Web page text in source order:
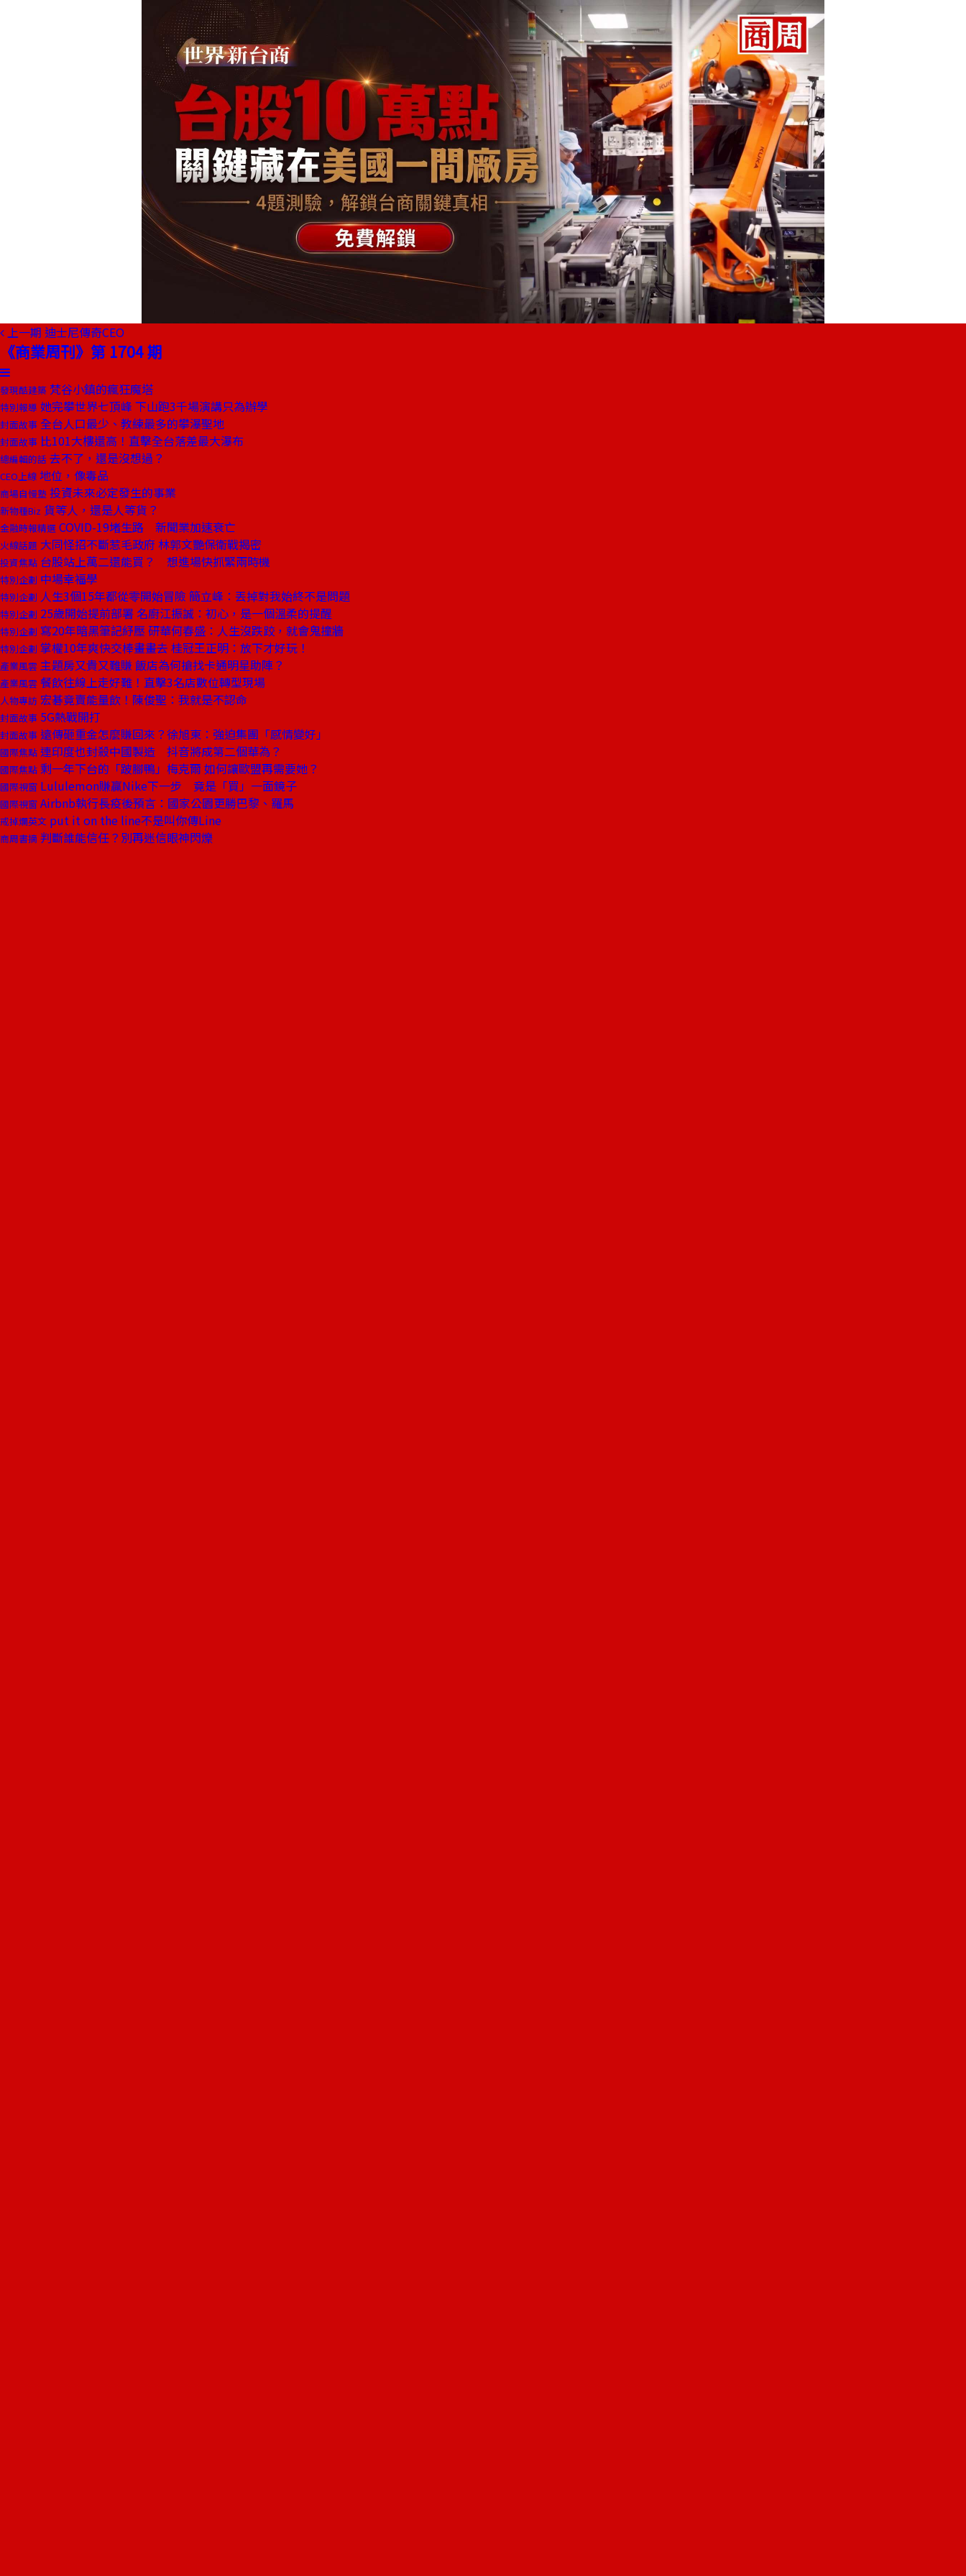
上一期 迪士尼傳奇CEO
《商業周刊》第 1704 期
發現酷建築 梵谷小鎮的瘋狂魔塔
特別報導 她完攀世界七頂峰 下山跑3千場演講只為辦學
封面故事 全台人口最少、教練最多的攀瀑聖地
封面故事 比101大樓還高！直擊全台落差最大瀑布
總編輯的話 去不了，還是沒想過？
CEO上線 地位，像毒品
商場自慢塾 投資未來必定發生的事業
新物種Biz 貨等人，還是人等貨？
金融時報精選 COVID-19堵生路 新聞業加速衰亡
火線話題 大同怪招不斷惹毛政府 林郭文艷保衛戰揭密
投資焦點 台股站上萬二還能買？ 想進場快抓緊兩時機
特別企劃 中場幸福學
特別企劃 人生3個15年都從零開始冒險 簡立峰：丟掉對我始終不是問題
特別企劃 25歲開始提前部署 名廚江振誠：初心，是一個溫柔的提醒
特別企劃 寫20年暗黑筆記紓壓 研華何春盛：人生沒跌跤，就會鬼撞牆
特別企劃 掌權10年爽快交棒畫畫去 桂冠王正明：放下才好玩！
產業風雲 主題房又貴又難賺 飯店為何搶找卡通明星助陣？
產業風雲 餐飲往線上走好難！直擊3名店數位轉型現場
人物專訪 宏碁竟賣能量飲！陳俊聖：我就是不認命
封面故事 5G熱戰開打
封面故事 遠傳砸重金怎麼賺回來？徐旭東：強迫集團「感情變好」
國際焦點 連印度也封殺中國製造 抖音將成第二個華為？
國際焦點 剩一年下台的「跛腳鴨」梅克爾 如何讓歐盟再需要她？
國際視窗 Lululemon賺贏Nike下一步 竟是「買」一面鏡子
國際視窗 Airbnb執行長疫後預言：國家公園更勝巴黎、羅馬
戒掉爛英文 put it on the line不是叫你傳Line
商周書摘 判斷誰能信任？別再迷信眼神閃爍